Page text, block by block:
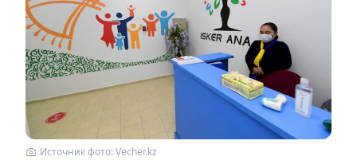
Источник фото: Vecher.kz